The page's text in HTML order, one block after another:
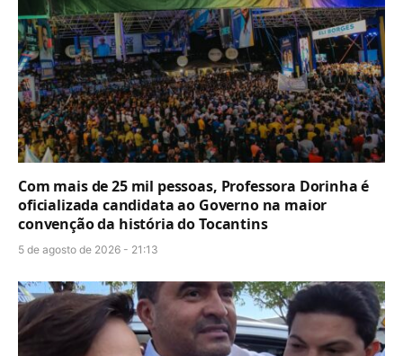
Com mais de 25 mil pessoas, Professora Dorinha é
oficializada candidata ao Governo na maior
convenção da história do Tocantins
5 de agosto de 2026 - 21:13